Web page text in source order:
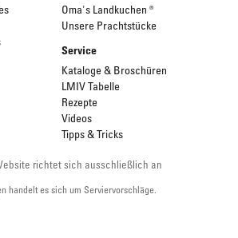
Oma's Landkuchen ®
Unsere Prachtstücke
Service
Kataloge & Broschüren
LMIV Tabelle
Rezepte
Videos
Tipps & Tricks
richtet sich ausschließlich an
handelt es sich um Serviervorschläge.